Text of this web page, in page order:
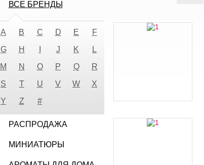
ВСЕ БРЕНДЫ
A B C D E
F
G
H J K
L
M
N O P Q
R
S
T U V W
X
Y
Z #
РАСПРОДАЖА
МИНИАТЮРЫ